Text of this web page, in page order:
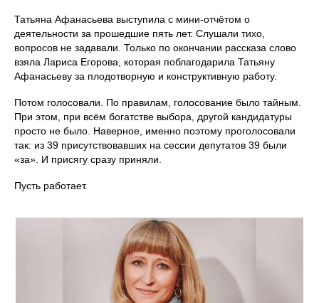
Татьяна Афанасьева выступила с мини-отчётом о
деятельности за прошедшие пять лет. Слушали тихо,
вопросов не задавали. Только по окончании рассказа слово
взяла Лариса Егорова, которая поблагодарила Татьяну
Афанасьеву за плодотворную и конструктивную работу.
Потом голосовали. По правилам, голосование было тайным.
При этом, при всём богатстве выбора, другой кандидатуры
просто не было. Наверное, именно поэтому проголосовали
так: из 39 присутствовавших на сессии депутатов 39 были
«за». И присягу сразу приняли.
Пусть работает.